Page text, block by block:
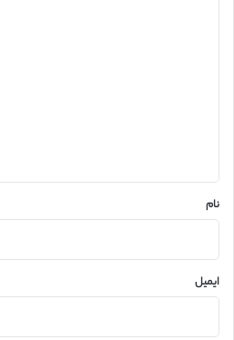
نام
ایمیل